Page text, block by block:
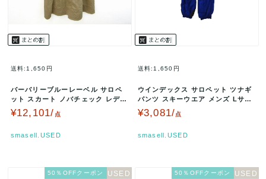
送料:1,650円
バーバリーブルーレーベル サロペ
ット スカート ノバチェック レディ
ース 38サイズ ベージュ BU…
¥12,101/ 点
smasell.USED
送料:1,650円
ウインデックス サロペット ツナギ
パンツ スキーウエア メンズ Lサイ
ズ ブルー WINDEX 【…
¥3,081/点
smasell.USED
50％OFFクーポン 50％OFFクーポン